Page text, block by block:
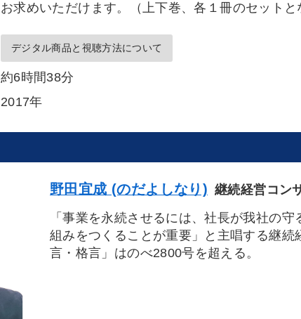
お求めいただけます。（上下巻、各１冊のセットと
デジタル商品と視聴方法について
約6時間38分
2017年
野田宜成 (のだよしなり) 継続経営コン
「事業を永続させるには、社長が我社の
組みをつくることが重要」と主唱する継
言・格言」はのべ2800号を超える。